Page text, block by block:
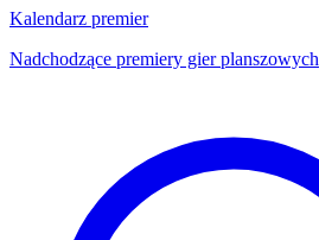
Kalendarz premier
Nadchodzące premiery gier planszowych